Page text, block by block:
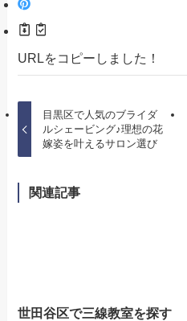
URLをコピーしました！
目黒区で人気のブライダ
ルシェービング♪理想の花
嫁姿を叶えるサロン選び
関連記事
世田谷区で三線教室を探す